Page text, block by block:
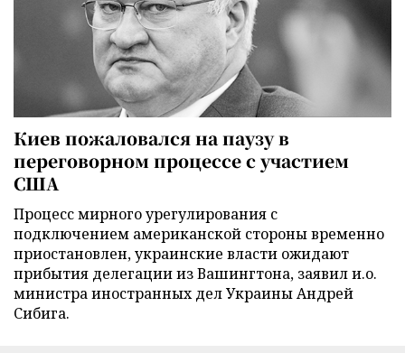
Киев пожаловался на паузу в
переговорном процессе с участием
США
Процесс мирного урегулирования с
подключением американской стороны временно
приостановлен, украинские власти ожидают
прибытия делегации из Вашингтона, заявил и.о.
министра иностранных дел Украины Андрей
Сибига.